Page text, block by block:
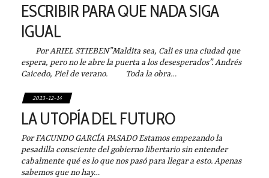
ESCRIBIR PARA QUE NADA SIGA
IGUAL
Por ARIEL STIEBEN”Maldita sea, Cali es una ciudad que
espera, pero no le abre la puerta a los desesperados”. Andrés
Caicedo, Piel de verano. Toda la obra…
2023-12-14
LA UTOPÍA DEL FUTURO
Por FACUNDO GARCÍA PASADO Estamos empezando la
pesadilla consciente del gobierno libertario sin entender
cabalmente qué es lo que nos pasó para llegar a esto. Apenas
sabemos que no hay…